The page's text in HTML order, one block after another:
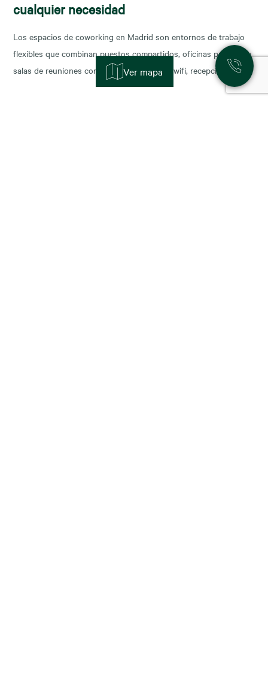
Ver mapa
cualquier necesidad
Los espacios de coworking en Madrid son entornos de trabajo
flexibles que combinan puestos compartidos, oficinas privadas y
salas de reuniones con servicios incluidos (wifi, recepción,
limpieza y soporte), y permiten escalar o reducir superficie con